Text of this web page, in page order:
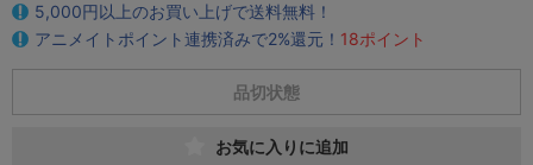
5,000円以上のお買い上げで送料無料！
アニメイトポイント連携済みで2%還元！ 18ポイント
品切状態
お気に入りに追加